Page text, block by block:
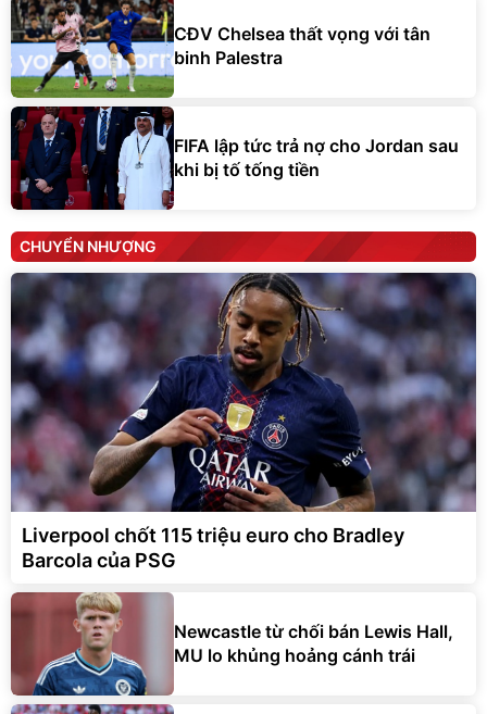
CĐV Chelsea thất vọng với tân
binh Palestra
FIFA lập tức trả nợ cho Jordan sau
khi bị tố tống tiền
CHUYỂN NHƯỢNG
Liverpool chốt 115 triệu euro cho Bradley
Barcola của PSG
Newcastle từ chối bán Lewis Hall,
MU lo khủng hoảng cánh trái